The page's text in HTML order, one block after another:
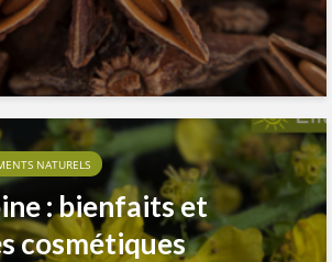
NATURELS
: bienfaits et
cosmétiques